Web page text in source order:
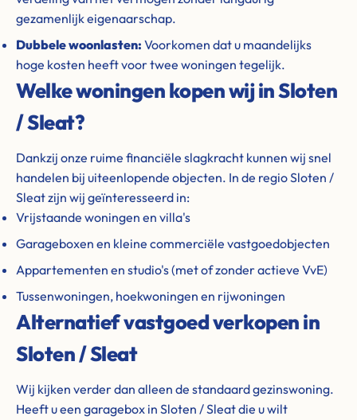
gezamenlijk eigenaarschap.
Dubbele woonlasten: Voorkomen dat u maandelijks
hoge kosten heeft voor twee woningen tegelijk.
Welke woningen kopen wij in Sloten
/ Sleat?
Dankzij onze ruime financiële slagkracht kunnen wij snel
handelen bij uiteenlopende objecten. In de regio Sloten /
Sleat zijn wij geïnteresseerd in:
Vrijstaande woningen en villa's
Garageboxen en kleine commerciële vastgoedobjecten
Appartementen en studio's (met of zonder actieve VvE)
Tussenwoningen, hoekwoningen en rijwoningen
Alternatief vastgoed verkopen in
Sloten / Sleat
Wij kijken verder dan alleen de standaard gezinswoning.
Heeft u een garagebox in Sloten / Sleat die u wilt